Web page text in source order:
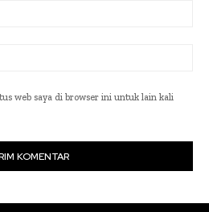
web saya di browser ini untuk lain kali